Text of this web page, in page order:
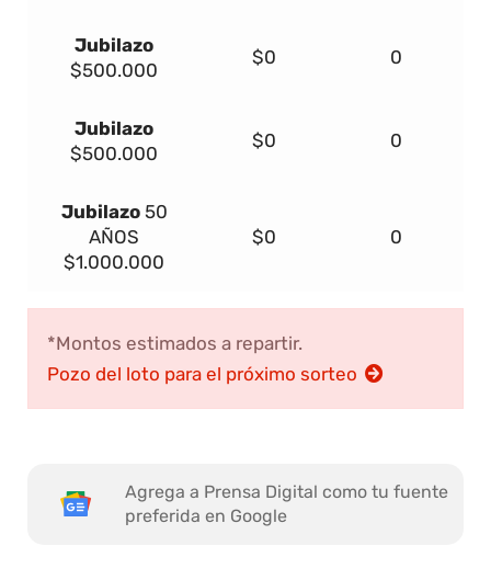
Jubilazo
$500.000
$0 0
Jubilazo
$500.000
$0 0
Jubilazo50
AÑOS
$1.000.000
$0 0
*Montos estimados a repartir.
Pozo del loto para el próximo sorteo
Agrega a Prensa Digital como tu fuente
preferida en Google